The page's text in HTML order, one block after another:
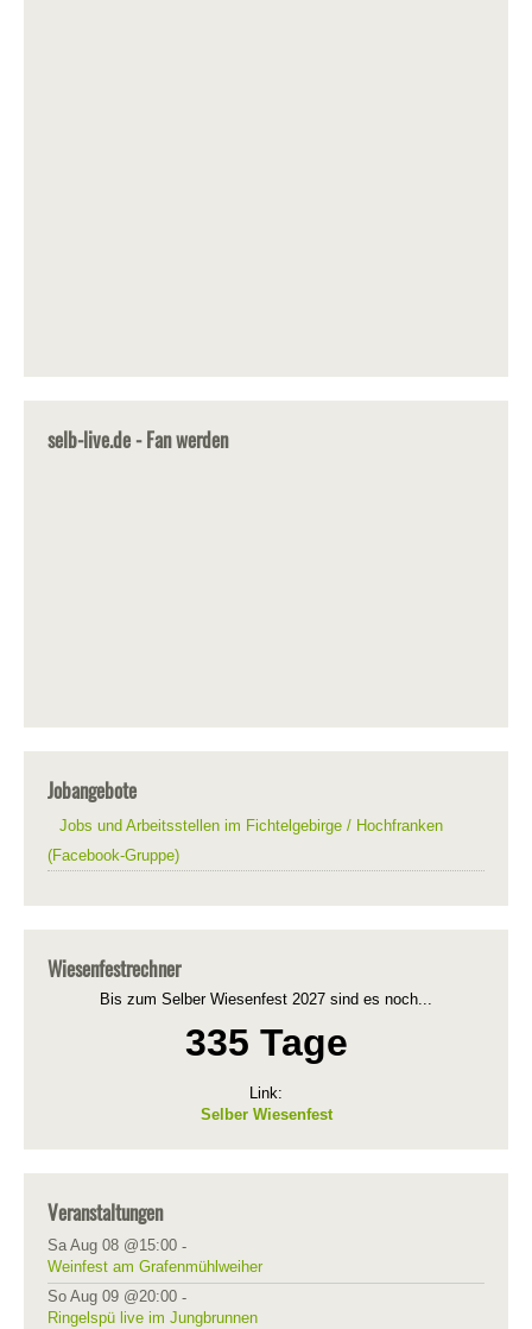
selb-live.de - Fan werden
Jobangebote
Jobs und Arbeitsstellen im Fichtelgebirge / Hochfranken
(Facebook-Gruppe)
Wiesenfestrechner
Bis zum Selber Wiesenfest 2027 sind es noch...
335 Tage
Link:
Selber Wiesenfest
Veranstaltungen
Sa Aug 08 @15:00 -
Weinfest am Grafenmühlweiher
So Aug 09 @20:00 -
Ringelspü live im Jungbrunnen